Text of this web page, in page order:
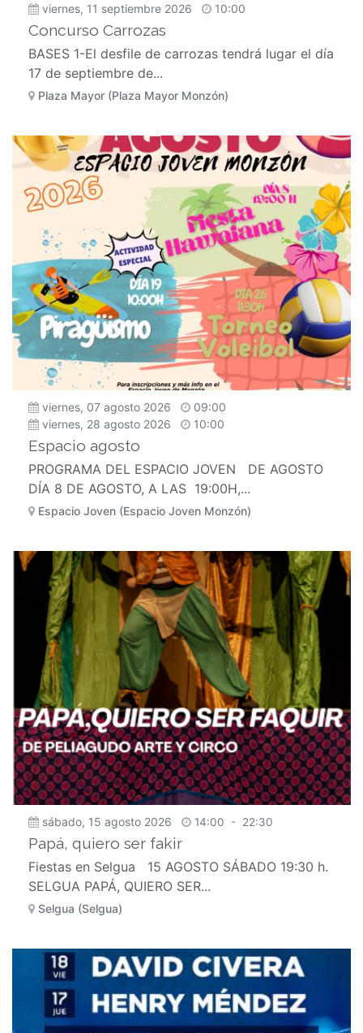
viernes, 11 septiembre 2026
10:00
Concurso Carrozas
BASES 1-El desfile de carrozas tendrá lugar el día
17 de septiembre de...
Plaza Mayor (Plaza Mayor Monzón)
viernes, 07 agosto 2026
09:00
viernes, 28 agosto 2026
10:00
Espacio agosto
PROGRAMA DEL ESPACIO JOVEN DE AGOSTO
DÍA 8 DE AGOSTO, A LAS 19:00H,...
Espacio Joven (Espacio Joven Monzón)
sábado, 15 agosto 2026 14:00 - 22:30
Papá, quiero ser fakir
Fiestas en Selgua 15 AGOSTO SÁBADO 19:30 h.
SELGUA PAPÁ, QUIERO SER...
Selgua (Selgua)